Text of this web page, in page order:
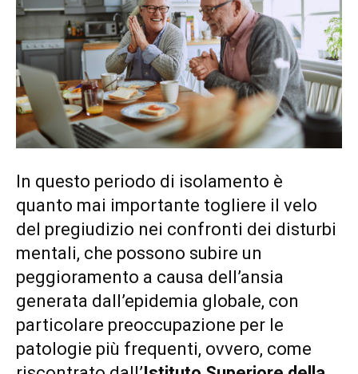
In questo periodo di isolamento è
quanto mai importante togliere il velo
del pregiudizio nei confronti dei disturbi
mentali, che possono subire un
peggioramento a causa dell’ansia
generata dall’epidemia globale, con
particolare preoccupazione per le
patologie più frequenti, ovvero, come